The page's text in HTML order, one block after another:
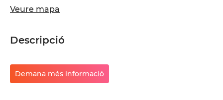
Veure mapa
Descripció
Demana més informació